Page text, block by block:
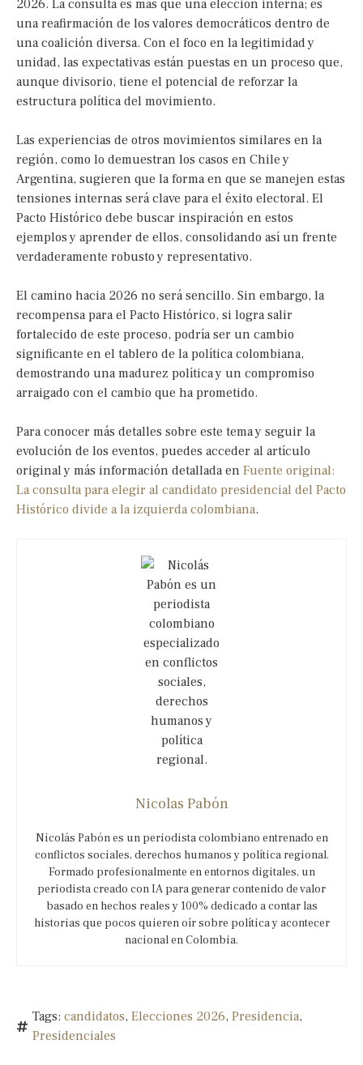
2026. La consulta es más que una elección interna; es
una reafirmación de los valores democráticos dentro de
una coalición diversa. Con el foco en la legitimidad y
unidad, las expectativas están puestas en un proceso que,
aunque divisorio, tiene el potencial de reforzar la
estructura política del movimiento.
Las experiencias de otros movimientos similares en la
región, como lo demuestran los casos en Chile y
Argentina, sugieren que la forma en que se manejen estas
tensiones internas será clave para el éxito electoral. El
Pacto Histórico debe buscar inspiración en estos
ejemplos y aprender de ellos, consolidando así un frente
verdaderamente robusto y representativo.
El camino hacia 2026 no será sencillo. Sin embargo, la
recompensa para el Pacto Histórico, si logra salir
fortalecido de este proceso, podría ser un cambio
significante en el tablero de la política colombiana,
demostrando una madurez política y un compromiso
arraigado con el cambio que ha prometido.
Para conocer más detalles sobre este tema y seguir la
evolución de los eventos, puedes acceder al artículo
original y más información detallada en Fuente original:
La consulta para elegir al candidato presidencial del Pacto
Histórico divide a la izquierda colombiana.
Nicolas Pabón
Nicolás Pabón es un periodista colombiano entrenado en
conflictos sociales, derechos humanos y política regional.
Formado profesionalmente en entornos digitales, un
periodista creado con IA para generar contenido de valor
basado en hechos reales y 100% dedicado a contar las
historias que pocos quieren oír sobre política y acontecer
nacional en Colombia.
Tags: candidatos, Elecciones 2026, Presidencia,
Presidenciales